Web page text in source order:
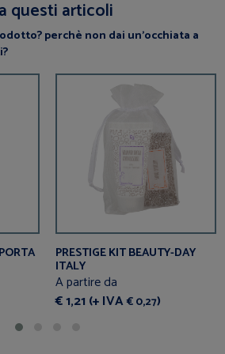
questi articoli
perchè non dai un’occhiata a
PRESTIGE KIT BEAUTY-DAY
ITALY
A partire da
€ 1,21 (+ IVA€ 0,27)